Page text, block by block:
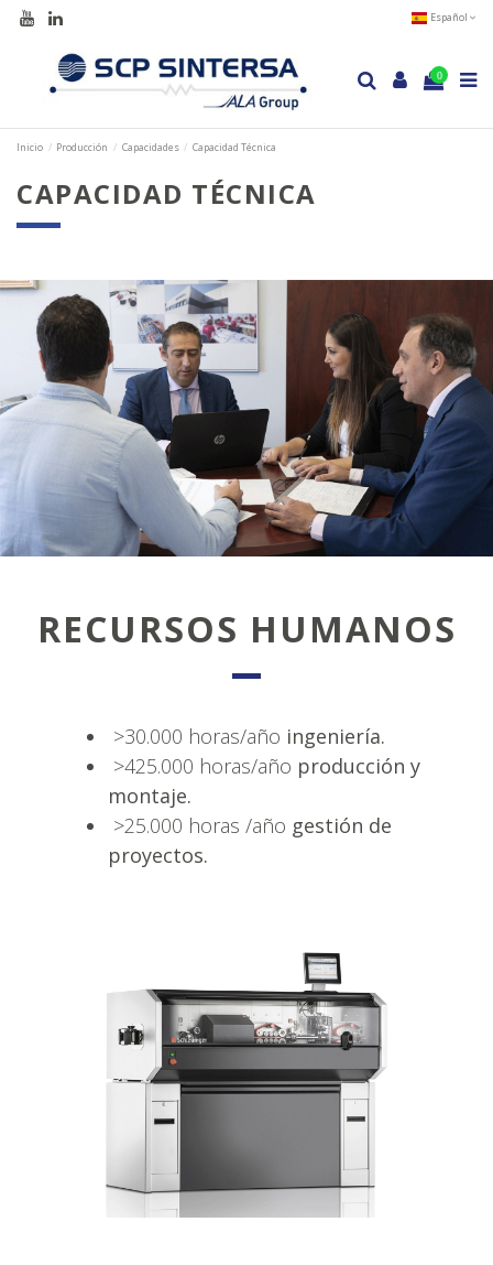
Español
0
Inicio Producción Capacidades Capacidad Técnica
CAPACIDAD TÉCNICA
RECURSOS HUMANOS
>30.000 horas/año ingeniería.
>425.000 horas/año producción y
montaje.
>25.000 horas /año gestión de
proyectos.